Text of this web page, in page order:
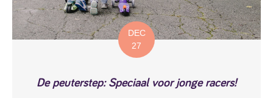
DEC
27
De peuterstep: Speciaal voor jonge racers!